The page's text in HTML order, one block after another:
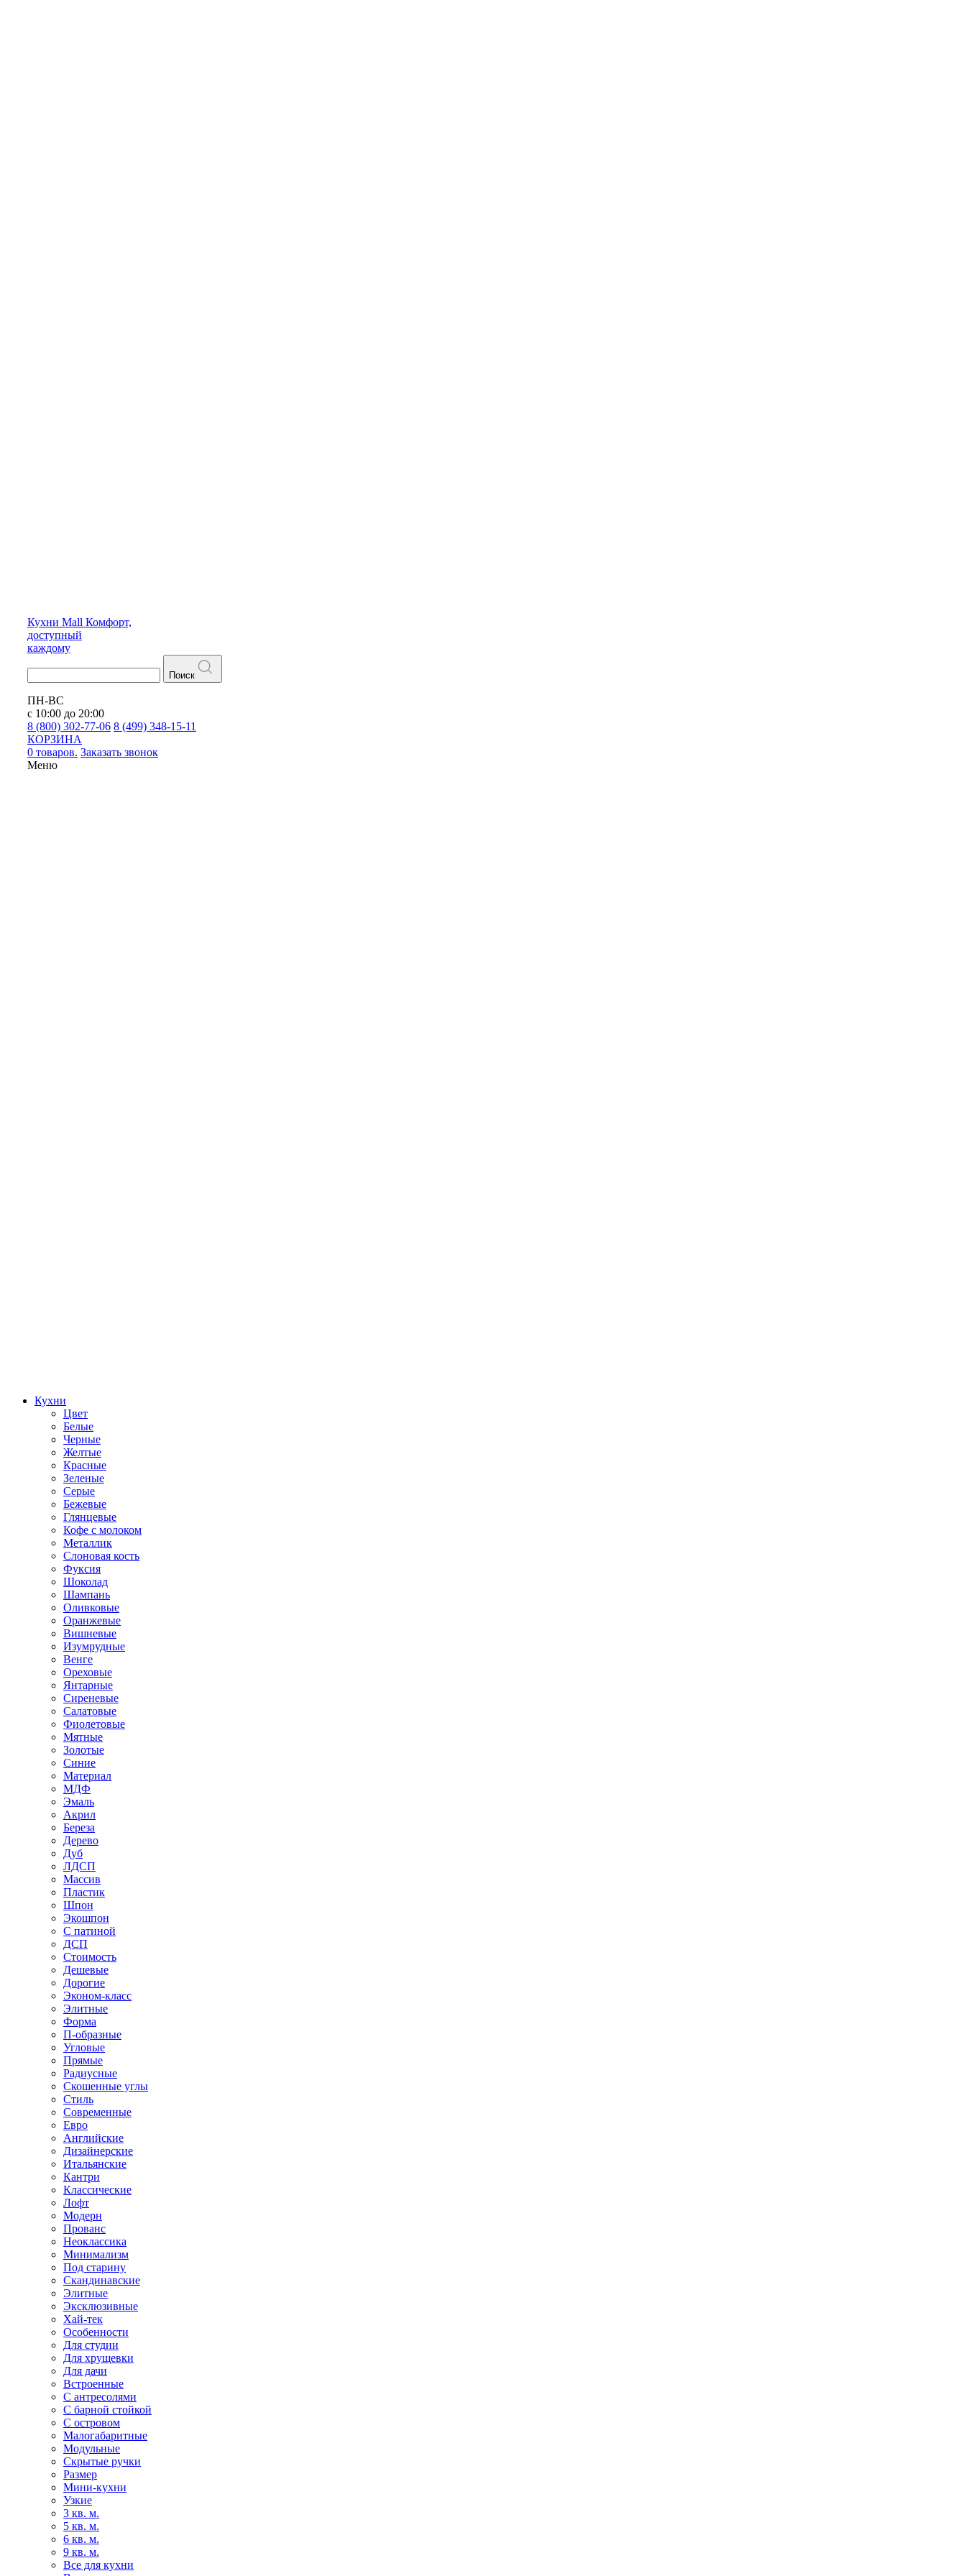
Кухни Mall Комфорт,
доступный
каждому
Поиск
ПН-ВС
с 10:00 до 20:00
8 (800) 302-77-06 8 (499) 348-15-11
КОРЗИНА
0 товаров. Заказать звонок
Меню
Кухни
Цвет
Белые
Черные
Желтые
Красные
Зеленые
Серые
Бежевые
Глянцевые
Кофе с молоком
Металлик
Слоновая кость
Фуксия
Шоколад
Шампань
Оливковые
Оранжевые
Вишневые
Изумрудные
Венге
Ореховые
Янтарные
Сиреневые
Салатовые
Фиолетовые
Мятные
Золотые
Синие
Материал
МДФ
Эмаль
Акрил
Береза
Дерево
Дуб
ЛДСП
Массив
Пластик
Шпон
Экошпон
С патиной
ДСП
Стоимость
Дешевые
Дорогие
Эконом-класс
Элитные
Форма
П-образные
Угловые
Прямые
Радиусные
Скошенные углы
Стиль
Современные
Евро
Английские
Дизайнерские
Итальянские
Кантри
Классические
Лофт
Модерн
Прованс
Неоклассика
Минимализм
Под старину
Скандинавские
Элитные
Эксклюзивные
Хай-тек
Особенности
Для студии
Для хрущевки
Для дачи
Встроенные
С антресолями
С барной стойкой
С островом
Малогабаритные
Модульные
Скрытые ручки
Размер
Мини-кухни
Узкие
3 кв. м.
5 кв. м.
6 кв. м.
9 кв. м.
Все для кухни